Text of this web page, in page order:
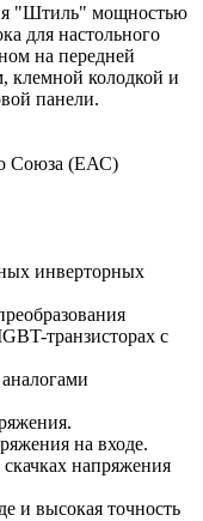
"Штиль" мощностью
для настольного
на передней
клемной колодкой и
панели.
Союза (ЕАС)
инверторных
транзисторах с
на входе.
напряжения
и высокая точность